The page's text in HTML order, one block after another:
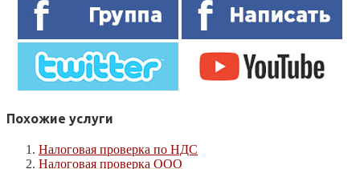
Похожие услуги
Налоговая проверка по НДС
Налоговая проверка ООО